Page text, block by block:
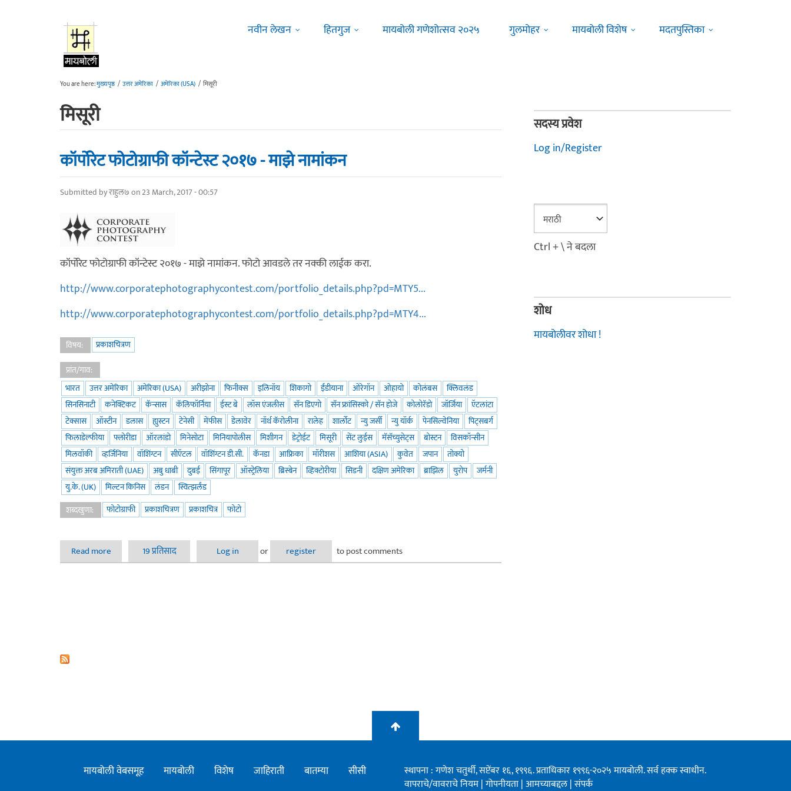
नवीन लेखन
हितगुज मायबोली गणेशोत्सव २०२५ गुलमोहर मायबोली विशेष मदतपुस्तिका
You are here:मुख्यपृष्ठ / उत्तर अमेरिका / अमेरिका (USA) / मिसूरी
मिसूरी
कॉर्पोरेट फोटोग्राफी कॉन्टेस्ट २०१७ - माझे नामांकन
Submitted byराहुल७on 23 March, 2017 - 00:57
कॉर्पोरेट फोटोग्राफी कॉन्टेस्ट २०१७ - माझे नामांकन. फोटो आवडले तर नक्की लाईक करा.
http://www.corporatephotographycontest.com/portfolio_details.php?pd=MTY5...
http://www.corporatephotographycontest.com/portfolio_details.php?pd=MTY4...
विषय:
प्रकाशचित्रण
प्रांत/गाव:
भारत
उत्तर अमेरिका अमेरिका (USA) अरीझोना फिनीक्स इलिनॉय शिकागो ईंडीयाना ओरेगॉन ओहायो कोलंबस
क्लिवलंड
सिनसिनाटी
कनेक्टिकट कॅन्सास कॅलिफॉर्निया ईस्ट बे लॉस एंजलीस सॅन डिएगो सॅन फ्रांसिस्को / सॅन होजे कोलोरॅडो जॉर्जिया
ऍटलांटा
टेक्सास
ऑस्टीन डलास ह्युस्टन टेनेसी मेंफीस डेलावेर नॉर्थ कॅरोलीना रालेह शार्लोट न्यु जर्सी न्यु यॉर्क पेनसिल्वेनिया
पिट्सबर्ग
फिलाडेल्फीया
फ्लोरीडा ऑरलांडो मिनेसोटा मिनियापोलीस मिशीगन डेट्रोईट मिसूरी सेंट लुईस मॅसॅच्युसेट्स बोस्टन
विसकॉन्सीन
मिलवॉकी
व्हर्जिनिया वॉशिंग्टन सीऍटल वॉशिंग्टन डी.सी. कॅनडा आफ्रिका मॉरीशस आशिया (ASIA) कुवेत जपान
तोक्यो
संयुक्त अरब अमिराती (UAE)
अबु धाबी दुबई सिंगापूर ऑस्ट्रेलिया ब्रिस्बेन व्हिक्टोरीया सिडनी दक्षिण अमेरिका ब्राझिल युरोप
जर्मनी
यु.के. (UK)
मिल्टन किनिस लंडन
स्वित्झर्लंड
शब्दखुणा:
फोटोग्राफी प्रकाशचित्रण प्रकाशचित्र फोटो
Read more about कॉर्पोरेट फोटोग्राफी कॉन्टेस्ट २०१७ - माझे नामांकन
19 प्रतिसाद Log in or register to post comments
सदस्य प्रवेश
Log in/Register
Ctrl + \ ने बदला
शोध
मायबोलीवर शोधा !
मायबोली वेबसमूह मायबोली विशेष जाहिराती बातम्या सीसी
स्थापना : गणेश चतुर्थी, सप्टेंबर १६, १९९६. प्रताधिकार १९९६-२०२५ मायबोली. सर्व हक्क स्वाधीन.
वापराचे/वावराचे नियम|गोपनीयता|आमच्याबद्दल|संपर्क